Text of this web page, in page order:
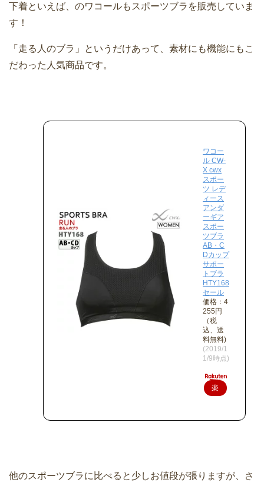
下着といえば、のワコールもスポーツブラを販売していま
す！
「走る人のブラ」というだけあって、素材にも機能にもこ
だわった人気商品です。
ワコー
ル CW-
X cwx
スポー
ツ レデ
ィース
アンダ
ーギア
スポー
ツブラ
AB・C
Dカップ
サポー
トブラ
HTY168
セール
価格：4
255円
（税
込、送
料無料)
(2019/1
1/9時点)
楽
で
他のスポーツブラに比べると少しお値段が張りますが、さ